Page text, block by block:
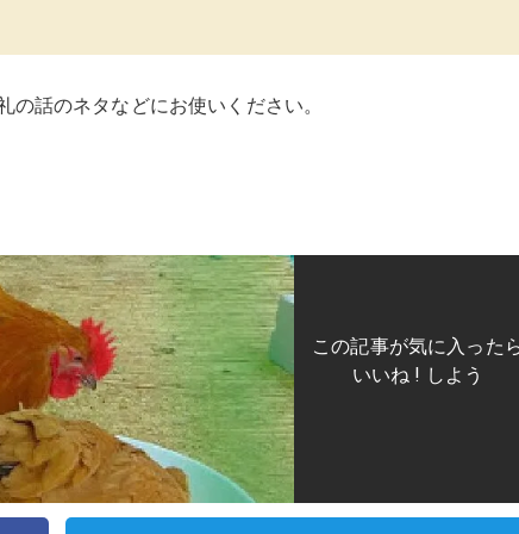
話のネタなどにお使いください。
この記事が気に入った
いいね ! しよう